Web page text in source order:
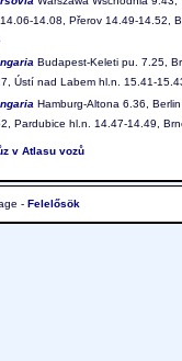
14.08, Přerov 14.49-14.52,
Budapest-Keleti pu. 7.25,
Ústí nad Labem hl.n. 15.41-
Hamburg-Altona 6.36,
Pardubice hl.n. 14.47-14.49,
v Atlasu vozů
- Felelősök